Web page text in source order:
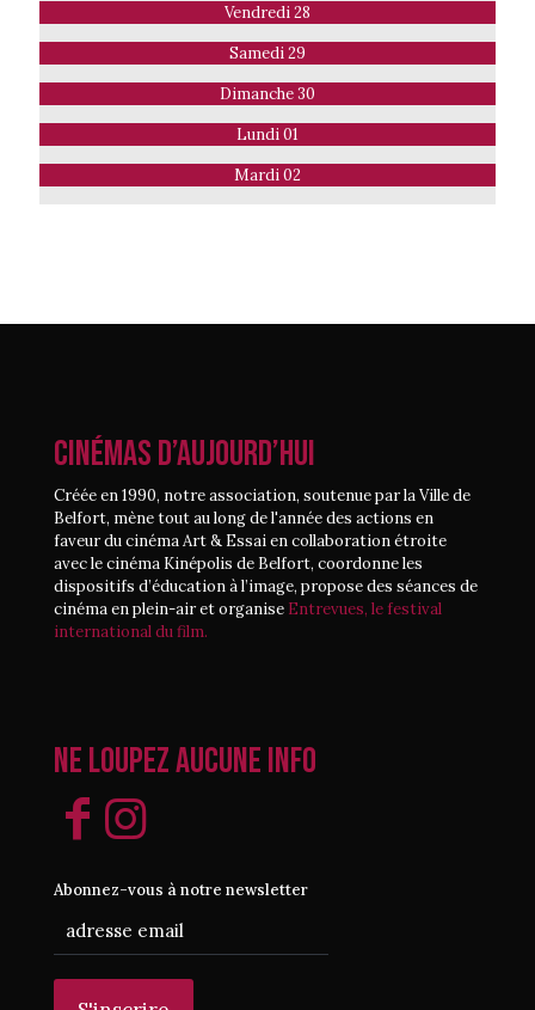
Vendredi 28
Samedi 29
Dimanche 30
Lundi 01
Mardi 02
CINÉMAS D’AUJOURD’HUI
Créée en 1990, notre association, soutenue par la Ville de
Belfort, mène tout au long de l'année des actions en
faveur du cinéma Art & Essai en collaboration étroite
avec le cinéma Kinépolis de Belfort, coordonne les
dispositifs d’éducation à l’image, propose des séances de
cinéma en plein-air et organise Entrevues, le festival
international du film.
Ne loupez aucune info
Abonnez-vous à notre newsletter